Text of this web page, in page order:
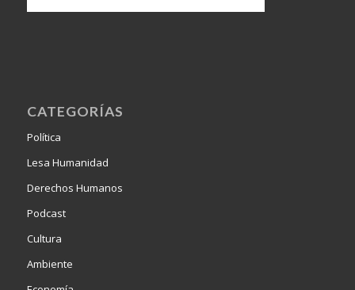
CATEGORÍAS
Política
Lesa Humanidad
Derechos Humanos
Podcast
Cultura
Ambiente